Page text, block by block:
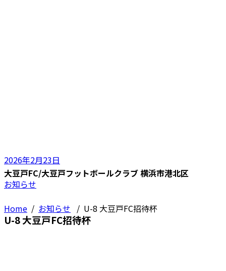
大豆戸FC/大豆戸フットボールクラブ 横浜市港北区
Home / お知らせ / U-8 大豆戸FC招待杯
2026年2月23日
お知らせ
U-8 大豆戸FC招待杯